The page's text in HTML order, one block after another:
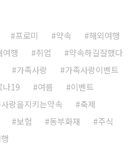
프로미 약속
해외여행
여행 취업
약속하길잘했다
가족사랑
가족사랑이벤트
나19 여름
이벤트
랑을지키는약속
축제
보험 동부화재
주식